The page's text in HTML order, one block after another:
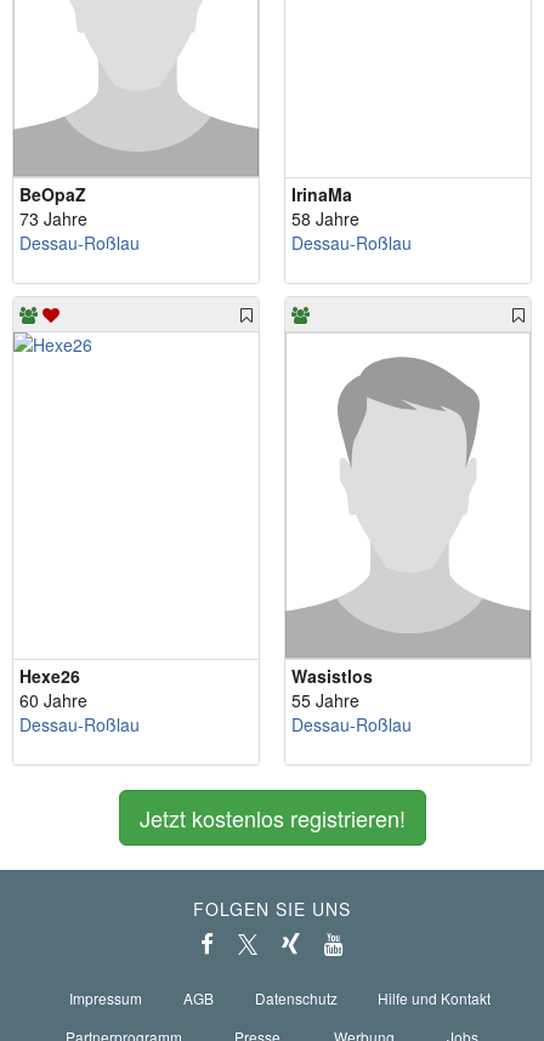
BeOpaZ
73 Jahre
Dessau-Roßlau
IrinaMa
58 Jahre
Dessau-Roßlau
Hexe26
60 Jahre
Dessau-Roßlau
Wasistlos
55 Jahre
Dessau-Roßlau
Jetzt kostenlos registrieren!
FOLGEN SIE UNS
Impressum AGB Datenschutz
Hilfe und Kontakt
Partnerprogramm
Presse Werbung Jobs